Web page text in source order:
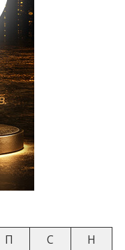
П С
Н